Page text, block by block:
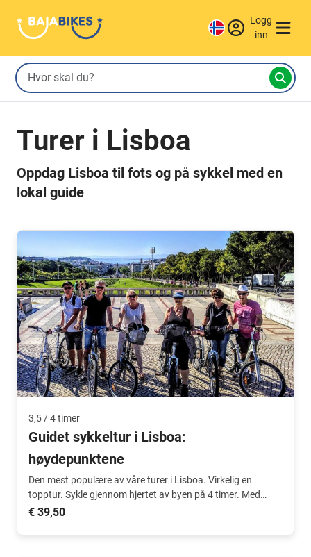
Logg
inn
Turer i Lisboa
Oppdag Lisboa til fots og på sykkel med en
lokal guide
3,5 / 4 timer
Guidet sykkeltur i Lisboa:
høydepunktene
Den mest populære av våre turer i Lisboa. Virkelig en
topptur. Sykle gjennom hjertet av byen på 4 timer. Med
nederlandsktalende guide.
€ 39,50